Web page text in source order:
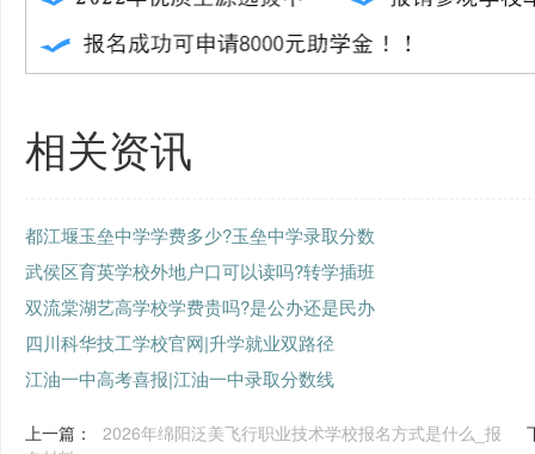
相关资讯
都江堰玉垒中学学费多少?玉垒中学录取分数
武侯区育英学校外地户口可以读吗?转学插班
双流棠湖艺高学校学费贵吗?是公办还是民办
四川科华技工学校官网|升学就业双路径
江油一中高考喜报|江油一中录取分数线
上一篇：
2026年绵阳泛美飞行职业技术学校报名方式是什么_报